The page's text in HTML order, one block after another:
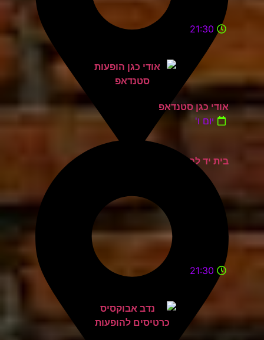
בית יד לבנים אשדוד
21:30
אודי כגן סטנדאפ
יום ו'
21:30